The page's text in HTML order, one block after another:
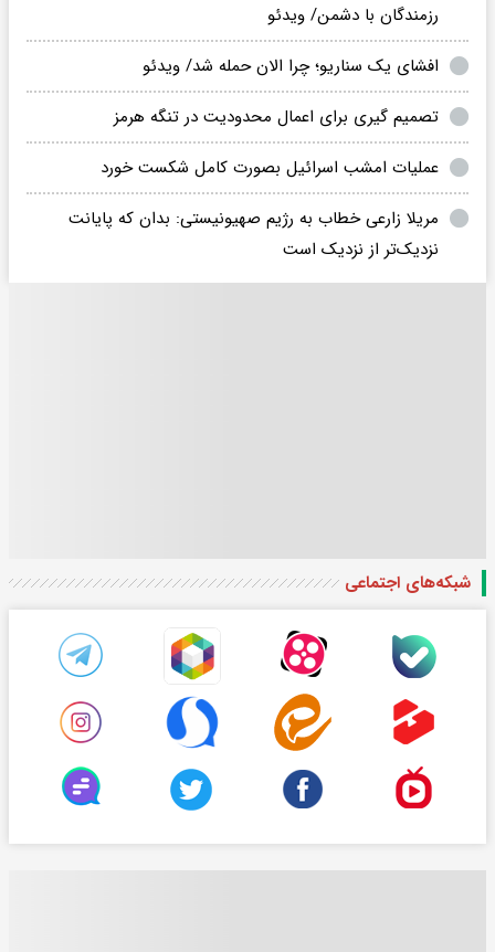
رزمندگان با دشمن/ ویدئو
افشای یک سناریو؛ چرا الان حمله شد/ ویدئو
تصمیم گیری برای اعمال محدودیت در تنگه هرمز
عملیات امشب اسرائیل بصورت کامل شکست خورد
مریلا زارعی خطاب به رژیم صهیونیستی: بدان که پایانت
نزدیک‌تر از نزدیک است
شبکه‌های اجتماعی